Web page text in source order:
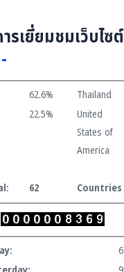
รเยี่ยมชมเว็บไซต์
62.6%
Thailand
22.5%
United
States of
America
62 Countries
6